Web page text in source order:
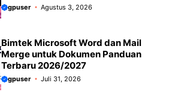
gpuser Agustus 3, 2026
Bimtek Microsoft Word dan Mail
Merge untuk Dokumen Panduan
Terbaru 2026/2027
gpuser Juli 31, 2026